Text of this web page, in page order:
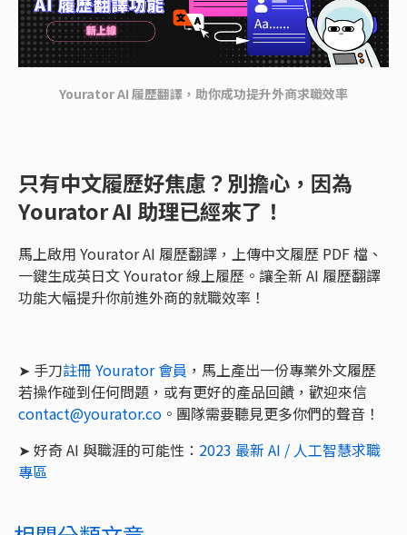
Yourator AI 履歷翻譯，助你成功提升外商求職效率
只有中文履歷好焦慮？別擔心，因為
Yourator AI 助理已經來了！
馬上啟用 Yourator AI 履歷翻譯，上傳中文履歷 PDF 檔、
一鍵生成英日文 Yourator 線上履歷。讓全新 AI 履歷翻譯
功能大幅提升你前進外商的就職效率！
➤ 手刀註冊 Yourator 會員 ，馬上產出一份專業外文履歷
若操作碰到任何問題，或有更好的產品回饋，歡迎來信
contact@yourator.co 。團隊需要聽見更多你們的聲音！
➤ 好奇 AI 與職涯的可能性： 2023 最新 AI / 人工智慧求職
專區